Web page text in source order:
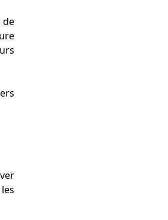
de